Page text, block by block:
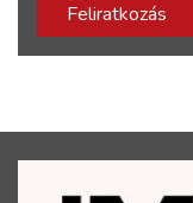
Feliratkozás